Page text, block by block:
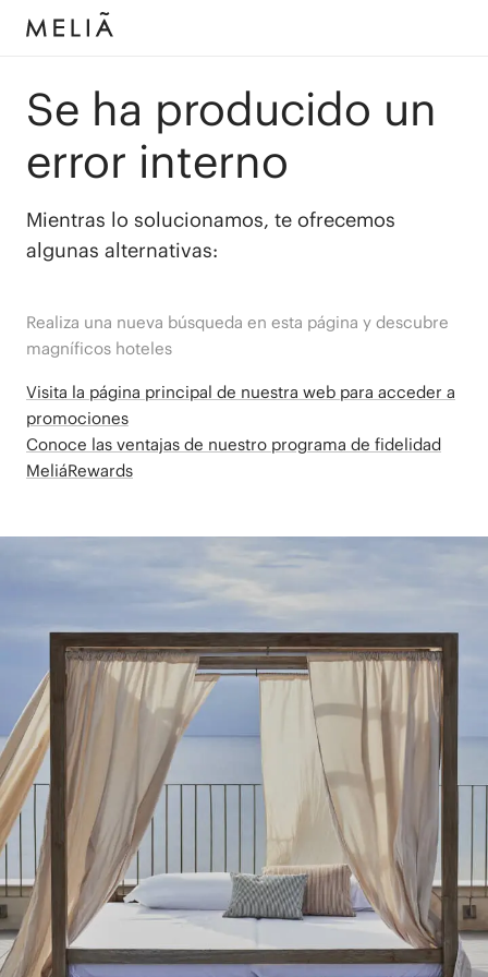
Se ha producido un
error interno
Mientras lo solucionamos, te ofrecemos
algunas alternativas:
Realiza una nueva búsqueda en esta página y descubre
magníficos hoteles
Visita la página principal de nuestra web para acceder a
promociones
Conoce las ventajas de nuestro programa de fidelidad
MeliáRewards